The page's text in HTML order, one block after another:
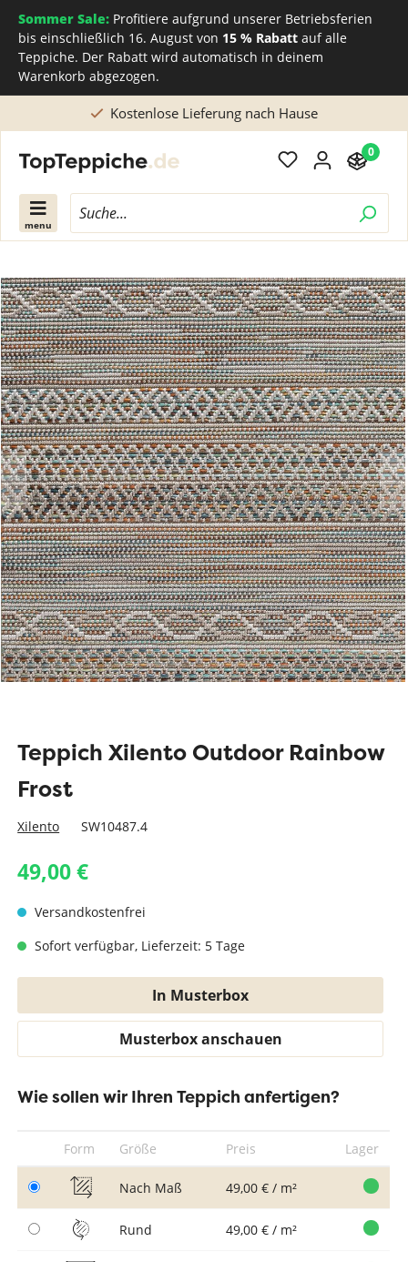
Sommer Sale: Profitiere aufgrund unserer Betriebsferien
bis einschließlich 16. August von 15 % Rabatt auf alle
Teppiche. Der Rabatt wird automatisch in deinem
Warenkorb abgezogen.
Kostenlose Lieferung nach Hause
menu
0
Teppich Xilento Outdoor Rainbow
Frost
Xilento SW10487.4
49,00 €
Versandkostenfrei
Sofort verfügbar, Lieferzeit: 5 Tage
In Musterbox
Musterbox anschauen
Wie sollen wir Ihren Teppich anfertigen?
Form Größe Preis Lager
Nach Maß 49,00 € / m²
Rund 49,00 € / m²